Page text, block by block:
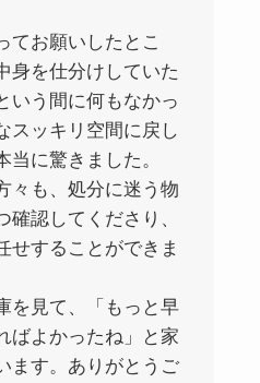
てお願いしたとこ
身を仕分けしていた
いう間に何もなかっ
スッキリ空間に戻し
当に驚きました。
々も、処分に迷う物
確認してくださり、
せすることができま
を見て、「もっと早
ばよかったね」と家
ます。ありがとうご